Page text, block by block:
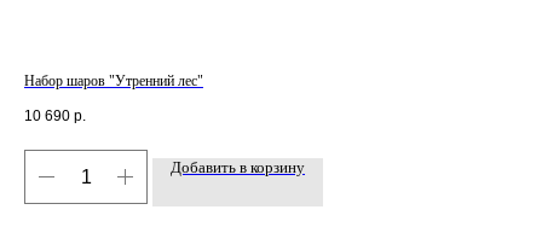
Набор шаров "Утренний лес"
10 690 р.
Добавить в корзину